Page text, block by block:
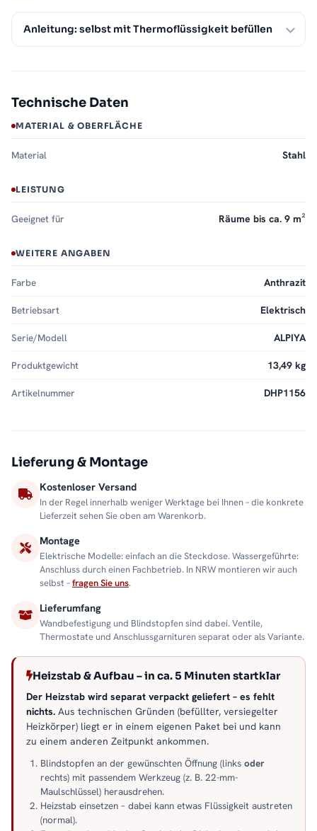
Anleitung: selbst mit Thermoflüssigkeit befüllen
Technische Daten
MATERIAL & OBERFLÄCHE
Material Stahl
LEISTUNG
Geeignet für Räume bis ca. 9 m²
WEITERE ANGABEN
Farbe Anthrazit
Betriebsart Elektrisch
Serie/Modell ALPIYA
Produktgewicht 13,49 kg
Artikelnummer DHP1156
Lieferung & Montage
Kostenloser Versand
In der Regel innerhalb weniger Werktage bei Ihnen – die konkrete
Lieferzeit sehen Sie oben am Warenkorb.
Montage
Elektrische Modelle: einfach an die Steckdose. Wassergeführte:
Anschluss durch einen Fachbetrieb. In NRW montieren wir auch
selbst –fragen Sie uns.
Lieferumfang
Wandbefestigung und Blindstopfen sind dabei. Ventile,
Thermostate und Anschlussgarnituren separat oder als Variante.
Heizstab & Aufbau – in ca. 5 Minuten startklar
Der Heizstab wird separat verpackt geliefert – es fehlt
nichts. Aus technischen Gründen (befüllter, versiegelter
Heizkörper) liegt er in einem eigenen Paket bei und kann
zu einem anderen Zeitpunkt ankommen.
Blindstopfen an der gewünschten Öffnung (links oder
rechts) mit passendem Werkzeug (z. B. 22-mm-
Maulschlüssel) herausdrehen.
Heizstab einsetzen – dabei kann etwas Flüssigkeit austreten
(normal).